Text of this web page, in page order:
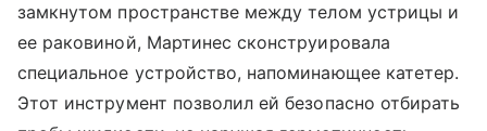
замкнутом пространстве между телом устрицы и
ее раковиной, Мартинес сконструировала
специальное устройство, напоминающее катетер.
Этот инструмент позволил ей безопасно отбирать